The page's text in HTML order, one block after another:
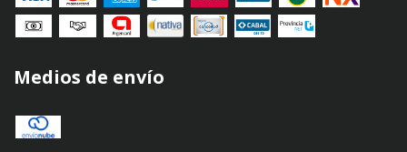
Medios de envío